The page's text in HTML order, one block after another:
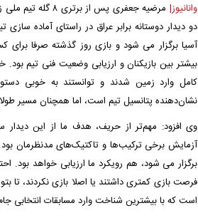
وانانیوز|
مرضیه جعفری پس از
دو دیدار دوستانه برابر عراق در راستای آماده
آسیا برگزار می شود و بازی روز گذشته صرفا
بیشتر بین بازیکنان و ارزیابی وضعیت فنی تیم بود.
کامل وارد زمین شدند و توانستند به خوبی
نشان‌دهنده پتانسیل تیم است، اما همچنان مسیر
وی افزود: مهم‌تر از حریف، هدف ما از این
برگزار می شود، هم رویکرد ما ارزیابی خواهد بود.
فرصت بازی کمتری داشتند یا اصلا بازی نکردند، تا
است که با بیشترین شناخت وارد مسابقات انتخابی